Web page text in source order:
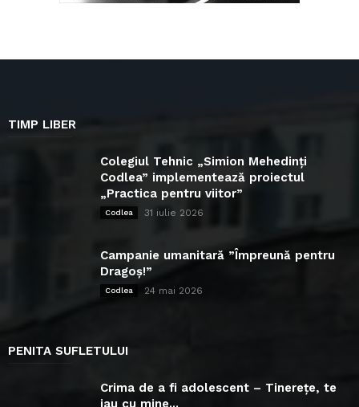
TIMP LIBER
Colegiul Tehnic „Simion Mehedinți
Codlea” implementează proiectul
„Practica pentru viitor”
Codlea 31 iulie 2026
Campanie umanitară ”Împreună pentru
Dragoș!”
Codlea 24 mai 2026
PENITA SUFLETULUI
Crima de a fi adolescent – Tinerețe, te
iau cu mine...